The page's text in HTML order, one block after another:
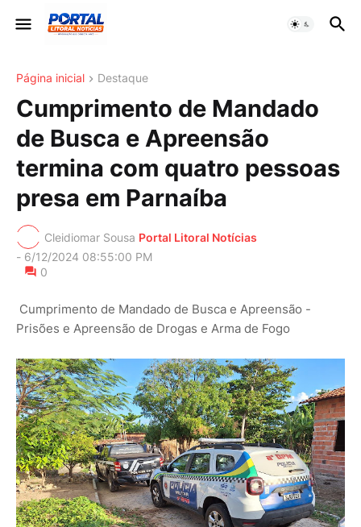
Página inicial Destaque
Cumprimento de Mandado
de Busca e Apreensão
termina com quatro pessoas
presa em Parnaíba
Cleidiomar Sousa Portal Litoral Notícias
- 6/12/2024 08:55:00 PM
0
Cumprimento de Mandado de Busca e Apreensão -
Prisões e Apreensão de Drogas e Arma de Fogo